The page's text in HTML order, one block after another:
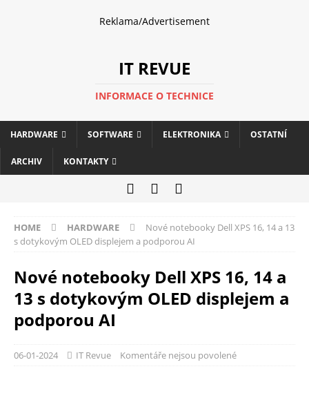
Reklama/Advertisement
IT REVUE
INFORMACE O TECHNICE
HARDWARE SOFTWARE ELEKTRONIKA OSTATNÍ
ARCHIV KONTAKTY
HOME HARDWARE
Nové notebooky Dell XPS 16, 14 a 13
s dotykovým OLED displejem a podporou AI
Nové notebooky Dell XPS 16, 14 a
13 s dotykovým OLED displejem a
podporou AI
06-01-2024 IT Revue Komentáře nejsou povolené